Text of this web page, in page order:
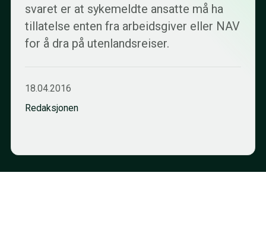
svaret er at sykemeldte ansatte må ha
tillatelse enten fra arbeidsgiver eller NAV
for å dra på utenlandsreiser.
18.04.2016
Redaksjonen